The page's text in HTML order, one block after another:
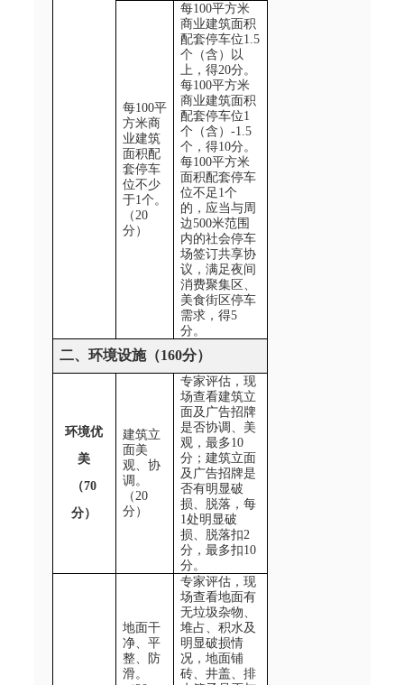
每100平
方米商
业建筑
面积配
套停车
位不少
于1个。
（ 20
分）
每100平方米
商业建筑面积
配套停车位1.5
个（含）以
上，得20分。
每100平方米
商业建筑面积
配套停车位1
个（含） -1.5
个，得10分。
每100平方米
面积配套停车
位不足 1个
的，应当与周
边500米范围
内的社会停车
场签订共享协
议，满足夜间
消费聚集区、
美食街区停车
需求，得5
分。
二、环境设施（160分）
环境优
美
（70
分）
建筑立
面美
观、协
调。
（ 20
分）
专家评估，现
场查看建筑立
面及广告招牌
是否协调、美
观，最多10
分；建筑立面
及广告招牌是
否有明显破
损、脱落，每
1处明显破
损、脱落扣2
分，最多扣10
分。
地面干
净、平
整、防
滑。
专家评估，现
场查看地面有
无垃圾杂物、
堆占、积水及
明显破损情
况，地面铺
砖、井盖、排